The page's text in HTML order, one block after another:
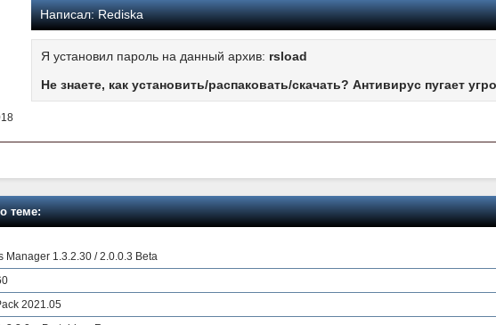
Написал:Rediska
Я установил пароль на данный архив: rsload
Не знаете, как установить/распаковать/скачать? Антивирус пугает
теме:
Manager 1.3.2.30 / 2.0.0.3 Beta
2021.05